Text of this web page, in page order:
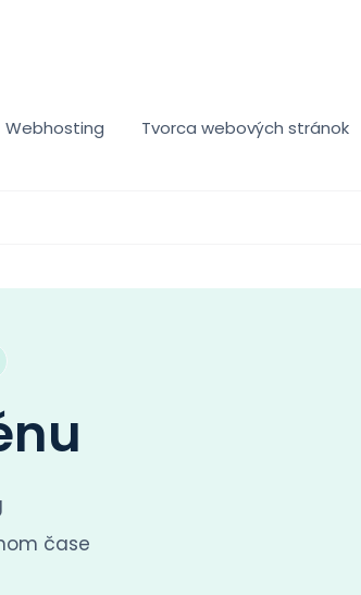
Webhosting Tvorca webových stránok
čase